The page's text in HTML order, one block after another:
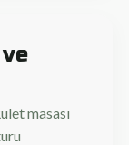
masası